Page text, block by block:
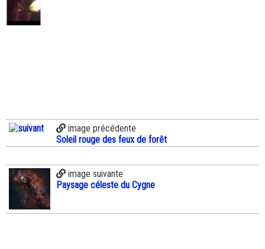
image précédente
Soleil rouge des feux de forêt
image suivante
Paysage céleste du Cygne